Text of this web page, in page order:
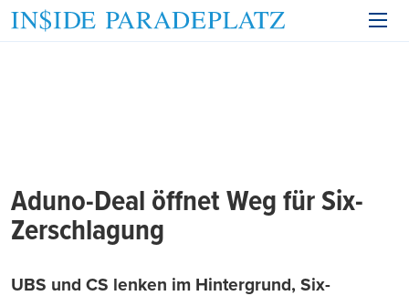
Aduno-Deal öffnet Weg für Six-
Zerschlagung
UBS und CS lenken im Hintergrund, Six-